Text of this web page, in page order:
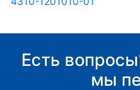
Есть
мы